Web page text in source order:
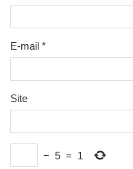
E-mail *
Site
− 5 = 1